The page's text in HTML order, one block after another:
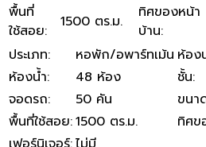
พื้นที่
ใช้สอย: 1500 ตร.ม.
ทิศของหน้า
บ้าน:
ประเภท: หอพัก/อพาร์ทเม้น ห้อง
ห้องน้ำ: 48 ห้อง ชั้น:
จอดรถ: 50 คัน ขนา
พื้นที่ใช้สอย:1500 ตร.ม. ทิศข